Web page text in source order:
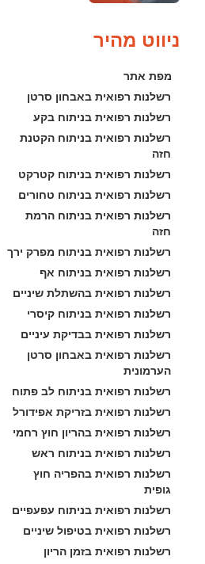
ניווט מהיר
מפת אתר
רשלנות רפואית באבחון סרטן
רשלנות רפואית בניתוח בקע
רשלנות רפואית בניתוח הקטנת
חזה
רשלנות רפואית בניתוח קטרקט
רשלנות רפואית בניתוח טחורים
רשלנות רפואית בניתוח הרמת
חזה
רשלנות רפואית בניתוח מפרק ירך
רשלנות רפואית בניתוח אף
רשלנות רפואית בהשתלת שיניים
רשלנות רפואית בניתוח קיסרי
רשלנות רפואית בבדיקת עיניים
רשלנות רפואית באבחון סרטן
הערמונית
רשלנות רפואית בניתוח לב פתוח
רשלנות רפואית בזריקת אפידורל
רשלנות רפואית בהריון חוץ רחמי
רשלנות רפואית בניתוח ראש
רשלנות רפואית בהפריה חוץ
גופית
רשלנות רפואית בניתוח עפעפיים
רשלנות רפואית בטיפול שיניים
רשלנות רפואית בזמן הריון